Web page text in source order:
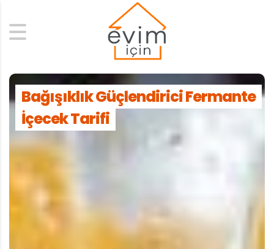
Search
Bağışıklık Güçlendirici Fermante
İçecek Tarifi